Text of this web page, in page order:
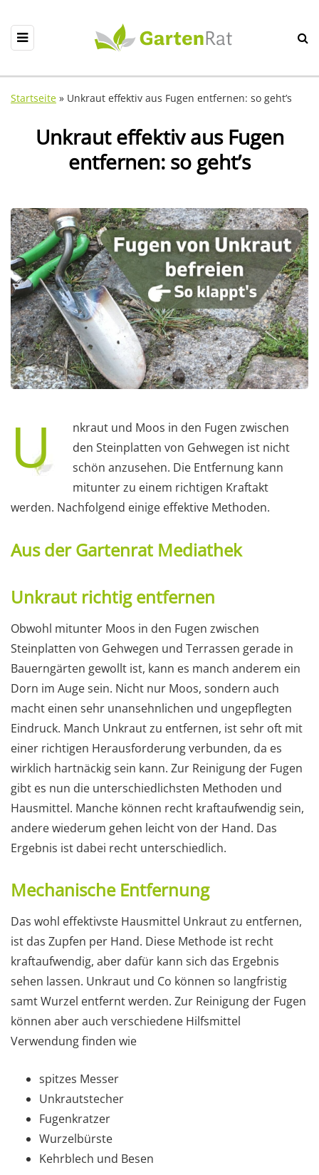
Startseite » Unkraut effektiv aus Fugen entfernen: so geht’s
Unkraut effektiv aus Fugen
entfernen: so geht’s
U
nkraut und Moos in den Fugen zwischen
den Steinplatten von Gehwegen ist nicht
schön anzusehen. Die Entfernung kann
mitunter zu einem richtigen Kraftakt
werden. Nachfolgend einige effektive Methoden.
Aus der Gartenrat Mediathek
Unkraut richtig entfernen
Obwohl mitunter Moos in den Fugen zwischen
Steinplatten von Gehwegen und Terrassen gerade in
Bauerngärten gewollt ist, kann es manch anderem ein
Dorn im Auge sein. Nicht nur Moos, sondern auch
macht einen sehr unansehnlichen und ungepflegten
Eindruck. Manch Unkraut zu entfernen, ist sehr oft mit
einer richtigen Herausforderung verbunden, da es
wirklich hartnäckig sein kann. Zur Reinigung der Fugen
gibt es nun die unterschiedlichsten Methoden und
Hausmittel. Manche können recht kraftaufwendig sein,
andere wiederum gehen leicht von der Hand. Das
Ergebnis ist dabei recht unterschiedlich.
Mechanische Entfernung
Das wohl effektivste Hausmittel Unkraut zu entfernen,
ist das Zupfen per Hand. Diese Methode ist recht
kraftaufwendig, aber dafür kann sich das Ergebnis
sehen lassen. Unkraut und Co können so langfristig
samt Wurzel entfernt werden. Zur Reinigung der Fugen
können aber auch verschiedene Hilfsmittel
Verwendung finden wie
spitzes Messer
Unkrautstecher
Fugenkratzer
Wurzelbürste
Kehrblech und Besen